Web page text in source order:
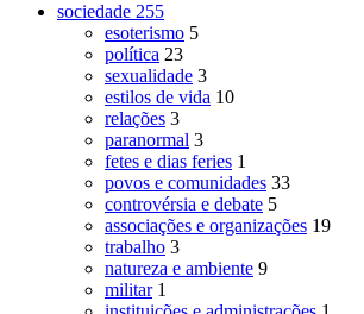
sociedade 255
esoterismo 5
política 23
sexualidade 3
estilos de vida 10
relações 3
paranormal 3
fetes e dias feries 1
povos e comunidades 33
controvérsia e debate 5
associações e organizações 19
trabalho 3
natureza e ambiente 9
militar 1